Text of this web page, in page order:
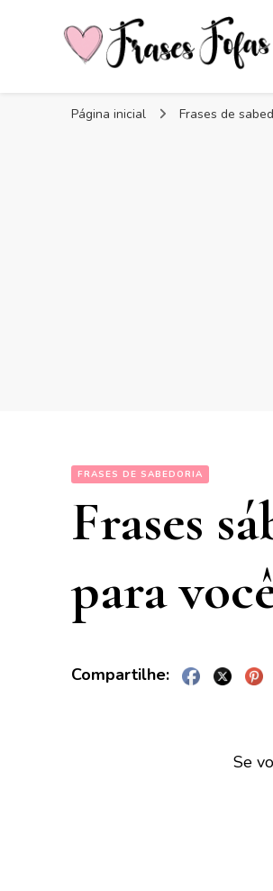
Frases Fofas
Página inicial Frases de
FRASES DE SABEDORIA
Frases
para
Se